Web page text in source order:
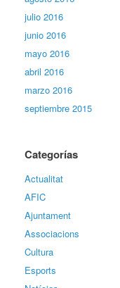
julio 2016
junio 2016
mayo 2016
abril 2016
marzo 2016
septiembre 2015
Categorías
Actualitat
AFIC
Ajuntament
Associacions
Cultura
Esports